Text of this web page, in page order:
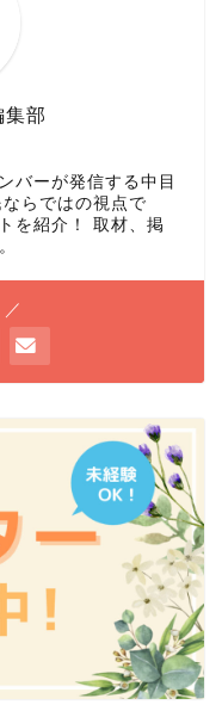
集部
バーが発信する中目
らではの視点で
を紹介！ 取材、掲